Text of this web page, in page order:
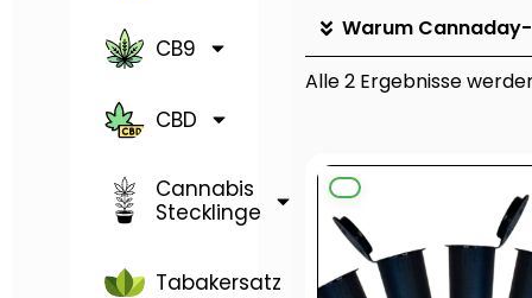
CB9
CBD
Cannabis
Stecklinge
Tabakersatz
Warum
Alle 2 Ergebnisse
6,99 €
Preis
ist: